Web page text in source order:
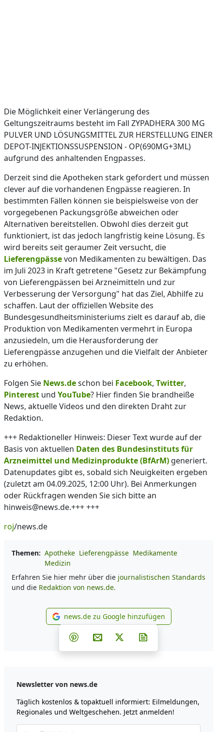
Die Möglichkeit einer Verlängerung des
Geltungszeitraums besteht im Fall ZYPADHERA 300 MG
PULVER UND LÖSUNGSMITTEL ZUR HERSTELLUNG EINER
DEPOT-INJEKTIONSSUSPENSION - OP(690MG+3ML)
aufgrund des anhaltenden Engpasses.
Derzeit sind die Apotheken stark gefordert und müssen
clever auf die vorhandenen Engpässe reagieren. In
bestimmten Fällen können sie beispielsweise von der
vorgegebenen Packungsgröße abweichen oder
Alternativen bereitstellen. Obwohl dies derzeit gut
funktioniert, ist das jedoch langfristig keine Lösung. Es
wird bereits seit geraumer Zeit versucht, die
Lieferengpässevon Medikamenten zu bewältigen. Das
im Juli 2023 in Kraft getretene "Gesetz zur Bekämpfung
von Lieferengpässen bei Arzneimitteln und zur
Verbesserung der Versorgung" hat das Ziel, Abhilfe zu
schaffen. Laut der offiziellen Website des
Bundesgesundheitsministeriums zielt es darauf ab, die
Produktion von Medikamenten vermehrt in Europa
anzusiedeln, um die Herausforderung der
Lieferengpässe anzugehen und die Vielfalt der Anbieter
zu erhöhen.
Folgen Sie News.deschon bei Facebook, Twitter,
Pinterest und YouTube? Hier finden Sie brandheiße
News, aktuelle Videos und den direkten Draht zur
Redaktion.
+++ Redaktioneller Hinweis: Dieser Text wurde auf der
Basis von aktuellen Daten des Bundesinstituts für
Arzneimittel und Medizinprodukte (BfArM) generiert.
Datenupdates gibt es, sobald sich Neuigkeiten ergeben
(zuletzt am 04.09.2025, 12:00 Uhr). Bei Anmerkungen
oder Rückfragen wenden Sie sich bitte an
hinweis@news.de.+++ +++
roj/news.de
Themen: Apotheke Lieferengpässe Medikamente
Medizin
Erfahren Sie hier mehr über die journalistischen Standards
und die Redaktion von news.de.
news.de zu Google
news.de zu Google hinzufügen
Teilen auf Facebook
Teilen auf Whatsapp
Teilen auf Telegram
Teilen auf Pinterest
Per E-Mail teilen
Post auf X
Newsletter von news.de
Täglich kostenlos & topaktuell informiert: Eilmeldungen,
Regionales und Weltgeschehen. Jetzt anmelden!